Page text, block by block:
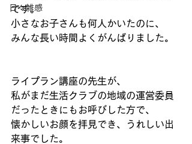
日々雑感
です。
小さなお子さんも何人かいたのに、
みんな長い時間よくがんばりました。
ライプラン講座の先生が、
私がまだ生活クラブの地域の運営委員
だったときにもお呼びした方で、
懐かしいお顔を拝見でき、うれしい出
来事でした。